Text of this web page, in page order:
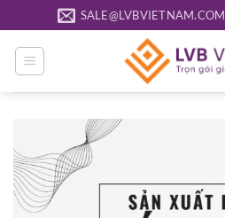
qua
nội
dung
SALE@LVBVIETNAM.COM